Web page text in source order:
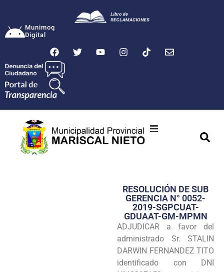
Munimoq
Digital
Transparencia
Seguridad
Programas
Intranet
RESOLUCIÓN DE SUB
GERENCIA N° 0052-
2019-SGPCUAT-
GDUAAT-GM-MPMN
ADJUDICAR a favor del
administrado Sr. STALIN
DARWIN FERNANDEZ TITO
identificado con DNI